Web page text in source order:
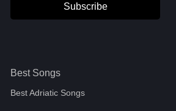
Subscribe
Best Songs
Best Adriatic Songs